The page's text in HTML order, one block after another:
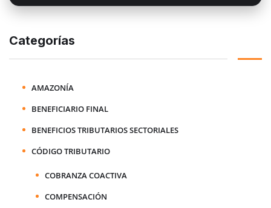
Categorías
AMAZONÍA
BENEFICIARIO FINAL
BENEFICIOS TRIBUTARIOS SECTORIALES
CÓDIGO TRIBUTARIO
COBRANZA COACTIVA
COMPENSACIÓN